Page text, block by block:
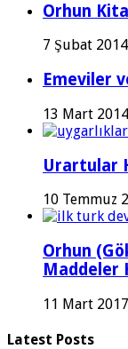
Orhun
7 Şubat 2014
Emeviler
13 Mart 2014
Urartular
10 Temmuz
Orhun
Maddeler
11 Mart 2017
Latest Posts